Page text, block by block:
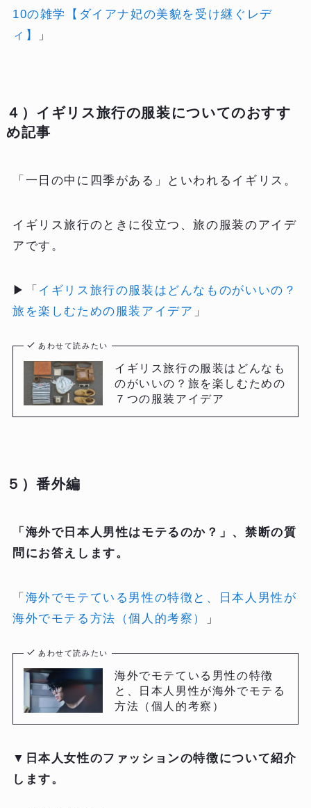
10の雑学【ダイアナ妃の美貌を受け継ぐレデ
ィ】
」
４）イギリス旅行の服装についてのおすす
め記事
「一日の中に四季がある」といわれるイギリス。
イギリス旅行のときに役立つ、旅の服装のアイデ
アです。
▶「 イギリス旅行の服装はどんなものがいいの？
旅を楽しむための服装アイデア 」
あわせて読みたい
イギリス旅行の服装はどんなも
のがいいの？旅を楽しむための
７つの服装アイデア
５）番外編
「海外で日本人男性はモテるのか？」、禁断の質
問にお答えします。
「 海外でモテている男性の特徴と、日本人男性が
海外でモテる方法（個人的考察）
」
あわせて読みたい
海外でモテている男性の特徴
と、日本人男性が海外でモテる
方法（個人的考察）
▼ 日本人女性のファッションの特徴について紹介
します。